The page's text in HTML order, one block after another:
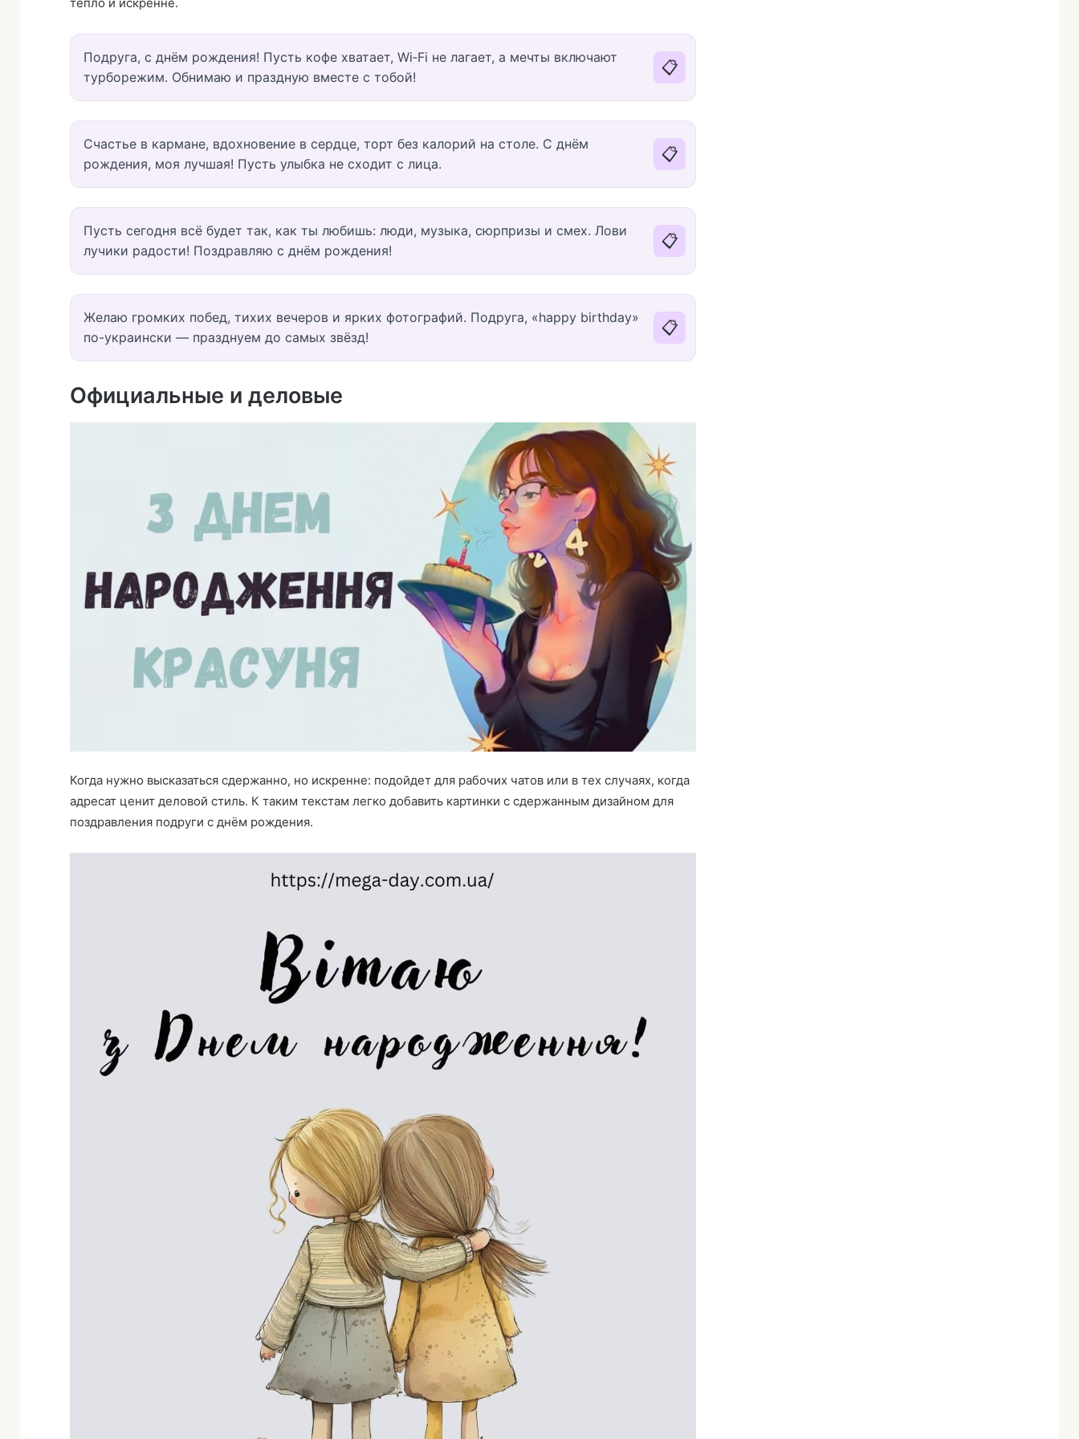
Подруга, с днём рождения! Пусть кофе хватает, Wi‑Fi не лагает, а мечты включают
турборежим. Обнимаю и праздную вместе с тобой!
📋
Счастье в кармане, вдохновение в сердце, торт без калорий на столе. С днём
рождения, моя лучшая! Пусть улыбка не сходит с лица.
📋
Пусть сегодня всё будет так, как ты любишь: люди, музыка, сюрпризы и смех. Лови
лучики радости! Поздравляю с днём рождения!
📋
Желаю громких побед, тихих вечеров и ярких фотографий. Подруга, «happy birthday»
по-украински — празднуем до самых звёзд!
📋
Официальные и деловые
Когда нужно высказаться сдержанно, но искренне: подойдет для рабочих чатов или в тех случаях, когда
адресат ценит деловой стиль. К таким текстам легко добавить картинки с сдержанным дизайном для
поздравления подруги с днём рождения.